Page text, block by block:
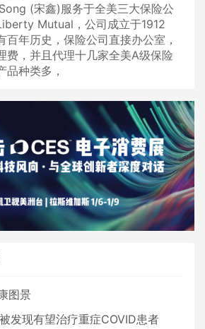
(宋鑫)服务于全美三大保险公
Mutual，公司成立于1912
百年历史，保险公司直接办公室，
费，并且代理十几家全美A级保险
品种类多，
图景
发现有望治疗重症COVID患者